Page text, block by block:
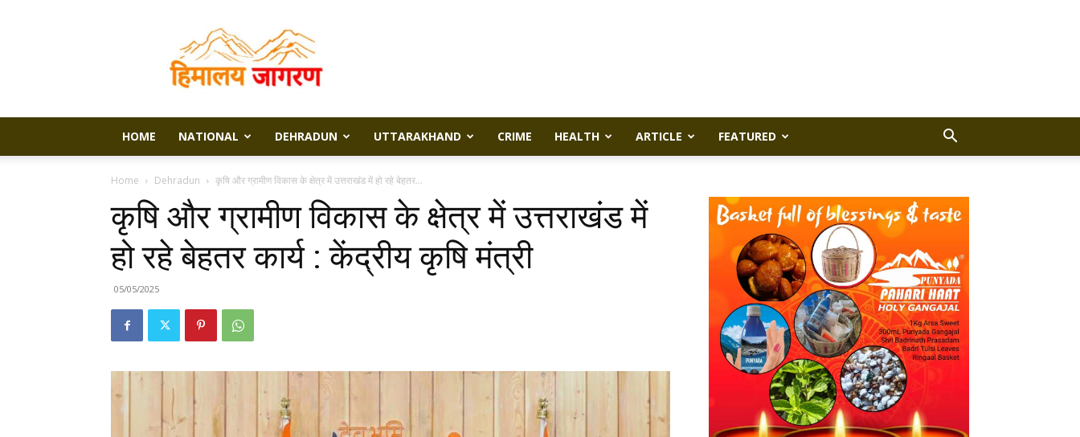
Himalaya
Jagran
HOME NATIONAL DEHRADUN UTTARAKHAND CRIME HEALTH ARTICLE FEATURED
Home Dehradun कृषि और ग्रामीण विकास के क्षेत्र में उत्तराखंड में हो रहे बेहतर...
कृषि और ग्रामीण विकास के क्षेत्र में उत्तराखंड में
हो रहे बेहतर कार्य : केंद्रीय कृषि मंत्री
05/05/2025